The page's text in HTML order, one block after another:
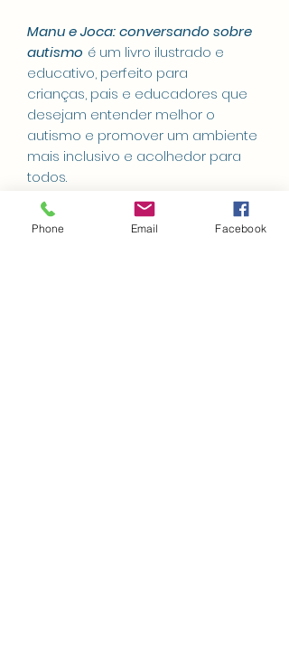
Manu e Joca: conversando sobre
autismo é um livro ilustrado e
educativo, perfeito para
crianças, pais e educadores que
desejam entender melhor o
autismo e promover um ambiente
mais inclusivo e acolhedor para
todos.
Escrito e ilustrado por Aline Jacinto
28 p. 20 x 20 cm PTBR 2024
Phone Email Facebook